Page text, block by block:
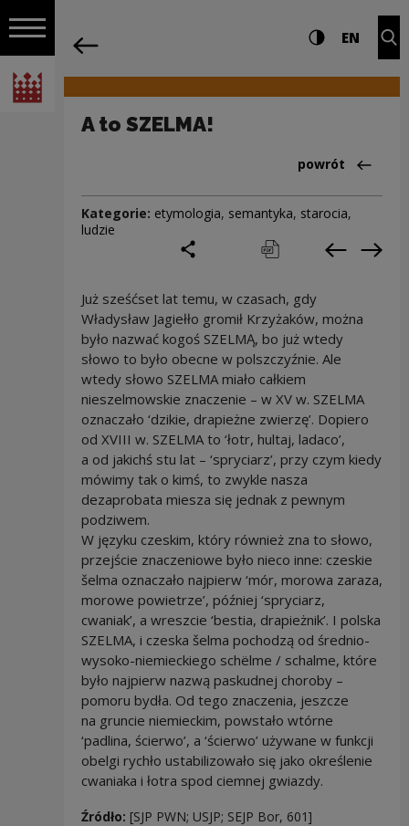
Włącz nawigację
Narodowe Centrum Kultury
Nawigacja Ustawienia i Wysoki
EN
A to SZELMA!
Powrót
powrót
Kategorie: etymologia, semantyka, starocia,
ludzie
podziel się
drukuj pobierz
Już sześćset lat temu, w czasach, gdy
Władysław Jagiełło gromił Krzyżaków, można
było nazwać kogoś SZELMĄ, bo już wtedy
słowo to było obecne w polszczyźnie. Ale
wtedy słowo SZELMA miało całkiem
nieszelmowskie znaczenie – w XV w. SZELMA
oznaczało ‘dzikie, drapieżne zwierzę’. Dopiero
od XVIII w. SZELMA to ‘łotr, hultaj, ladaco’,
a od jakichś stu lat – ‘spryciarz’, przy czym kiedy
mówimy tak o kimś, to zwykle nasza
dezaprobata miesza się jednak z pewnym
podziwem.
W języku czeskim, który również zna to słowo,
przejście znaczeniowe było nieco inne: czeskie
šelma oznaczało najpierw ‘mór, morowa zaraza,
morowe powietrze’, później ‘spryciarz,
cwaniak’, a wreszcie ‘bestia, drapieżnik’. I polska
SZELMA, i czeska šelma pochodzą od średnio-
wysoko-niemieckiego schëlme / schalme, które
było najpierw nazwą paskudnej choroby –
pomoru bydła. Od tego znaczenia, jeszcze
na gruncie niemieckim, powstało wtórne
‘padlina, ścierwo’, a ‘ścierwo’ używane w funkcji
obelgi rychło ustabilizowało się jako określenie
cwaniaka i łotra spod ciemnej gwiazdy.
Źródło: [SJP PWN; USJP; SEJP Bor, 601]